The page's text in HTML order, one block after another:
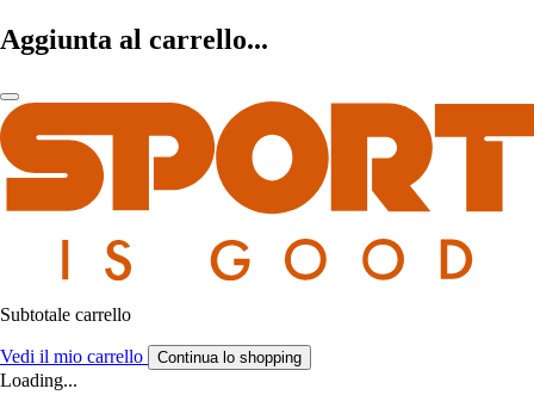
Aggiunta al carrello...
Subtotale carrello
Vedi il mio carrello Continua lo shopping
Loading...